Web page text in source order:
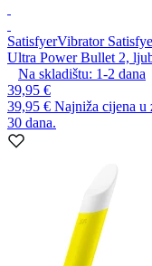
SatisfyerVibrator
Ultra Power Bullet 2,
Na skladištu: 1-2 dana
39,95 €
39,95 € Najniža cijena u
30 dana.